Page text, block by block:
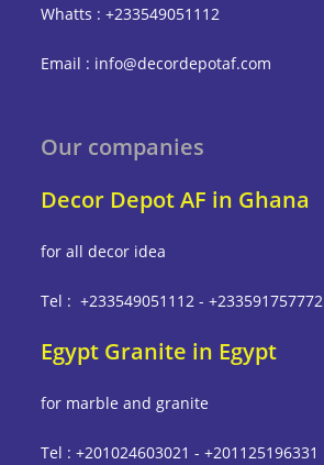
Whatts : +233549051112
Email : info@decordepotaf.com
Our companies
Decor Depot AF in Ghana
for all decor idea
Tel : +233549051112 - +233591757772
Egypt Granite in Egypt
for marble and granite
Tel : +201024603021 - +201125196331